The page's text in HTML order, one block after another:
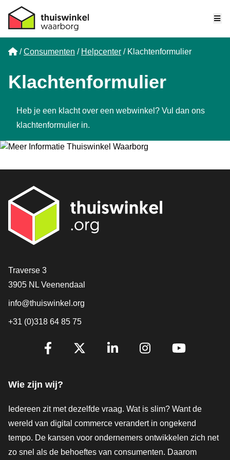
Home
Consumenten Helpcenter Klachtenformulier
Klachtenformulier
Heb je een klacht over een webwinkel? Vul dan ons
klachtenformulier in.
Contact
Traverse 3
3905 NL Veenendaal
info@thuiswinkel.org
+31 (0)318 64 85 75
Volg je ons al?
Wie zijn wij?
Iedereen zit met dezelfde vraag. Wat is slim? Want de
wereld van digital commerce verandert in ongekend
tempo. De kansen voor ondernemers ontwikkelen zich net
zo snel als de behoeftes van consumenten. Daarom